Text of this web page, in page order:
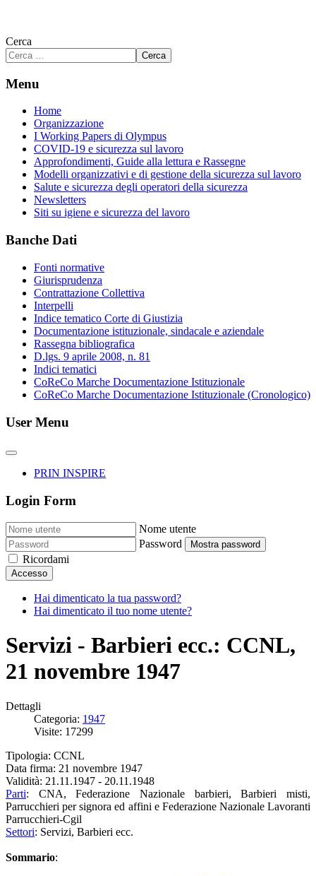
Cerca
Cerca
Menu
Home
Organizzazione
I Working Papers di Olympus
COVID-19 e sicurezza sul lavoro
Approfondimenti, Guide alla lettura e Rassegne
Modelli organizzativi e di gestione della sicurezza sul lavoro
Salute e sicurezza degli operatori della sicurezza
Newsletters
Siti su igiene e sicurezza del lavoro
Banche Dati
Fonti normative
Giurisprudenza
Contrattazione Collettiva
Interpelli
Indice tematico Corte di Giustizia
Documentazione istituzionale, sindacale e aziendale
Rassegna bibliografica
D.lgs. 9 aprile 2008, n. 81
Indici tematici
CoReCo Marche Documentazione Istituzionale
CoReCo Marche Documentazione Istituzionale (Cronologico)
User Menu
PRIN INSPIRE
Login Form
Nome utente
Password
Mostra password
Ricordami
Accesso
Hai dimenticato la tua password?
Hai dimenticato il tuo nome utente?
Servizi - Barbieri ecc.: CCNL,
21 novembre 1947
Dettagli
Categoria: 1947
Visite: 17299
Tipologia: CCNL
Data firma: 21 novembre 1947
Validità: 21.11.1947 - 20.11.1948
Parti: CNA, Federazione Nazionale barbieri, Barbieri misti,
Parrucchieri per signora ed affini e Federazione Nazionale Lavoranti
Parrucchieri-Cgil
Settori: Servizi, Barbieri ecc.
Sommario: